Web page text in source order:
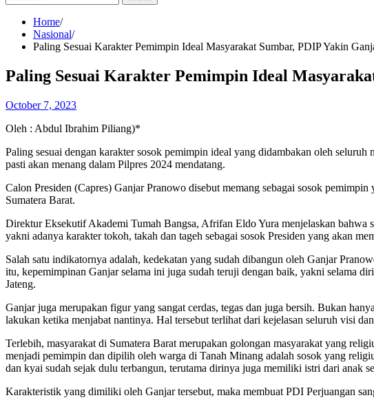
for:
Home
Nasional
Paling Sesuai Karakter Pemimpin Ideal Masyarakat Sumbar, PDIP Yakin
Paling Sesuai Karakter Pemimpin Ideal
October 7, 2023
Oleh : Abdul Ibrahim Piliang)*
Paling sesuai dengan karakter sosok pemimpin ideal yang didambakan oleh
pasti akan menang dalam Pilpres 2024 mendatang.
Calon Presiden (Capres) Ganjar Pranowo disebut memang sebagai sosok
Sumatera Barat.
Direktur Eksekutif Akademi Tumah Bangsa, Afrifan Eldo Yura menjelaskan bahwa
yakni adanya karakter tokoh, takah dan tageh sebagai sosok Presiden yang akan
Salah satu indikatornya adalah, kedekatan yang sudah dibangun oleh Ganjar
itu, kepemimpinan Ganjar selama ini juga sudah teruji dengan baik, yakni selama
Jateng.
Ganjar juga merupakan figur yang sangat cerdas, tegas dan juga bersih. Bukan
lakukan ketika menjabat nantinya. Hal tersebut terlihat dari kejelasan seluruh visi
Terlebih, masyarakat di Sumatera Barat merupakan golongan masyarakat yang
menjadi pemimpin dan dipilih oleh warga di Tanah Minang adalah sosok yang
dan kyai sudah sejak dulu terbangun, terutama dirinya juga memiliki istri dari anak
Karakteristik yang dimiliki oleh Ganjar tersebut, maka membuat PDI Perjuangan